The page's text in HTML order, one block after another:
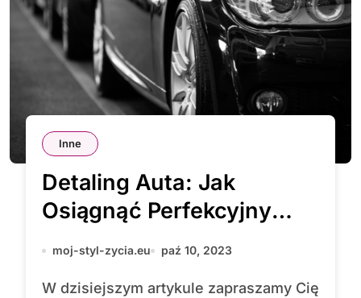
Inne
Detaling Auta: Jak
Osiągnąć Perfekcyjny
Wygląd Twojego Pojazdu
moj-styl-zycia.eu paź 10, 2023
W dzisiejszym artykule zapraszamy Cię